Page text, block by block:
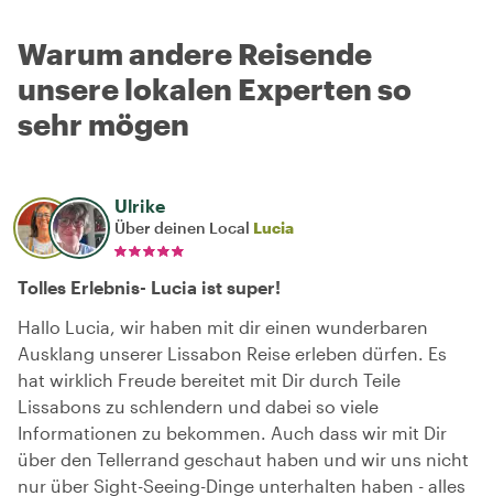
Warum andere Reisende
unsere lokalen Experten so
sehr mögen
Ulrike
Über deinen Local Lucia
Tolles Erlebnis- Lucia ist super!
Hallo Lucia, wir haben mit dir einen wunderbaren
Ausklang unserer Lissabon Reise erleben dürfen. Es
hat wirklich Freude bereitet mit Dir durch Teile
Lissabons zu schlendern und dabei so viele
Informationen zu bekommen. Auch dass wir mit Dir
über den Tellerrand geschaut haben und wir uns nicht
nur über Sight-Seeing-Dinge unterhalten haben - alles